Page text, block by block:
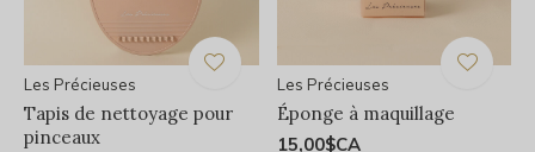
Les Précieuses
Tapis de nettoyage pour
pinceaux
Les Précieuses
Éponge à maquillage
15,00$CA